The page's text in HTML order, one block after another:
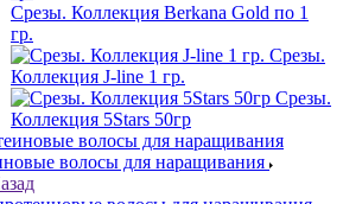
Срезы. Коллекция Berkana Gold по 1
гр.
Срезы.
Коллекция J-line 1 гр.
Срезы.
Коллекция 5Stars 50гр
волосы для наращивания